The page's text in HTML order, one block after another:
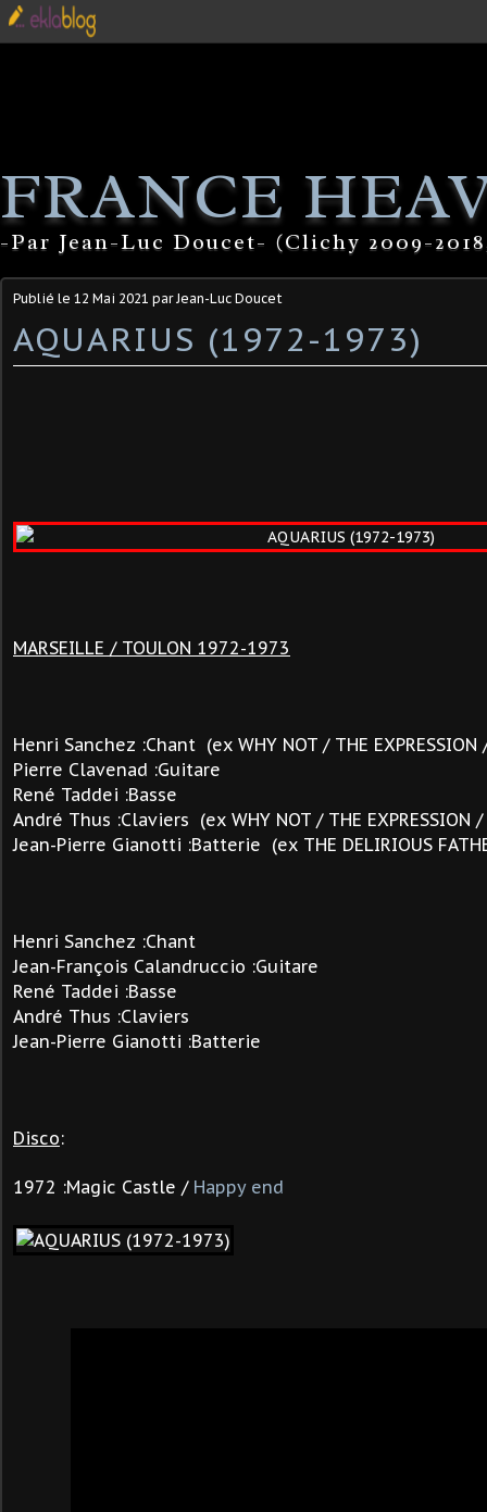
FRANCE
-Par Jean-Luc Doucet- (Clichy 2009-
Publié le 12 Mai 2021 par Jean-Luc Doucet
AQUARIUS (1972-1973)
MARSEILLE / TOULON 1972-1973
Henri Sanchez :Chant (ex WHY NOT / THE EXPRESSION
Pierre Clavenad :Guitare
René Taddei :Basse
André Thus :Claviers (ex WHY NOT / THE EXPRESSION /
Jean-Pierre Gianotti :Batterie (ex THE DELIRIOUS
Henri Sanchez :Chant
Jean-François Calandruccio :Guitare
René Taddei :Basse
André Thus :Claviers
Jean-Pierre Gianotti :Batterie
Disco:
1972 :Magic Castle / Happy end